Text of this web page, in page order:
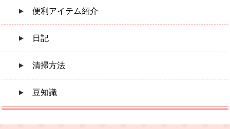
便利アイテム紹介
日記
清掃方法
豆知識